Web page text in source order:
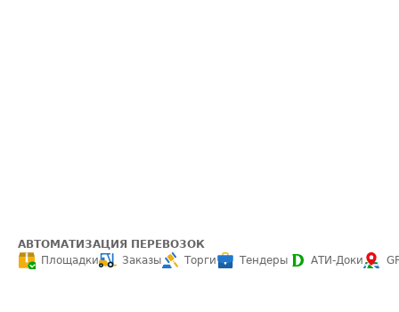
АВТОМАТИЗАЦИЯ ПЕРЕВОЗОК
Площадки
Заказы Торги Тендеры АТИ-Доки